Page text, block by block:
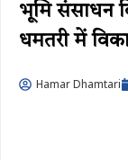
भूमि संसाधन
धमतरी में
Hamar Dhamtari